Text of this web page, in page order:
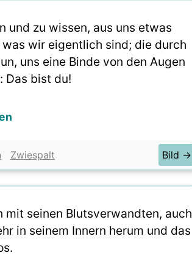
und zu wissen, aus uns etwas
wir eigentlich sind; die durch
uns eine Binde von den Augen
Das bist du!
Zwiespalt Bild →
seinen Blutsverwandten, auch
in seinem Innern herum und das